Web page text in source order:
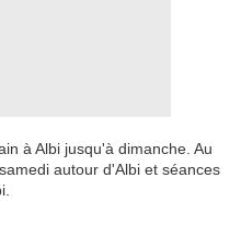
à Albi jusqu'à dimanche. Au
autour d'Albi et séances